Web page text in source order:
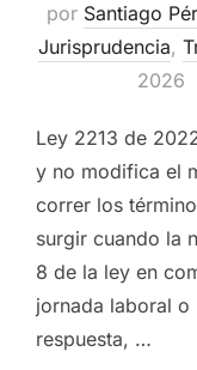
por Santiago
Jurisprudencia,
2026
Ley 2213 de
y no modifica el
correr los
surgir cuando la
8 de la ley en
jornada laboral o
respuesta, …